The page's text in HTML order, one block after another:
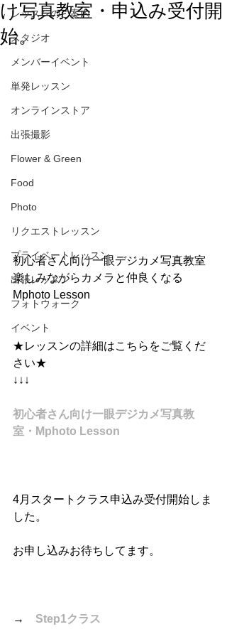
レッスンのご案内
スタジオ
メンバーイベント
単発レッスン
オンラインストア
出張撮影
Flower & Green
Food
Photo
リクエストレッスン
プライベートレッスン
出張レッスン
フォトウォーク
イベント
け写真教室・申込み受付開
始。
初心者さん向け一眼デジカメ写真教室
楽しみながらカメラと仲良くなる
Mphoto Lesson
★レッスンの詳細はこちらをご覧くだ
さい★
↓↓↓
初心者さん向け一眼デジカメ写真教
室・Mphoto Lesson
4月スタートクラス申込み受付開始しま
した。
お申し込みお待ちしてます。
→ Step1クラス